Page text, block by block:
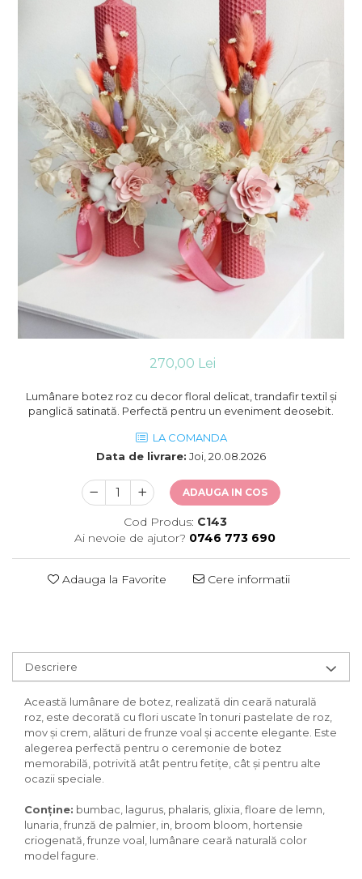
270,00 Lei
Lumânare botez roz cu decor floral delicat, trandafir textil și
panglică satinată. Perfectă pentru un eveniment deosebit.
LA COMANDA
Data de livrare: Joi, 20.08.2026
ADAUGA IN COS
Cod Produs: C143
Ai nevoie de ajutor? 0746 773 690
Adauga la Favorite Cere informatii
Descriere
Această lumânare de botez, realizată din ceară naturală
roz, este decorată cu flori uscate în tonuri pastelate de roz,
mov și crem, alături de frunze voal și accente elegante. Este
alegerea perfectă pentru o ceremonie de botez
memorabilă, potrivită atât pentru fetițe, cât și pentru alte
ocazii speciale.
Conține: bumbac, lagurus, phalaris, glixia, floare de lemn,
lunaria, frunză de palmier, in, broom bloom, hortensie
criogenată, frunze voal, lumânare ceară naturală color
model fagure.